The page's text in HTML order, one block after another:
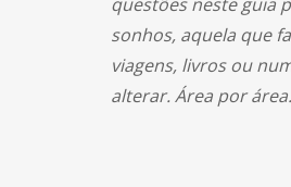
sonhos, aquela que
viagens, livros ou
alterar. Área por área.